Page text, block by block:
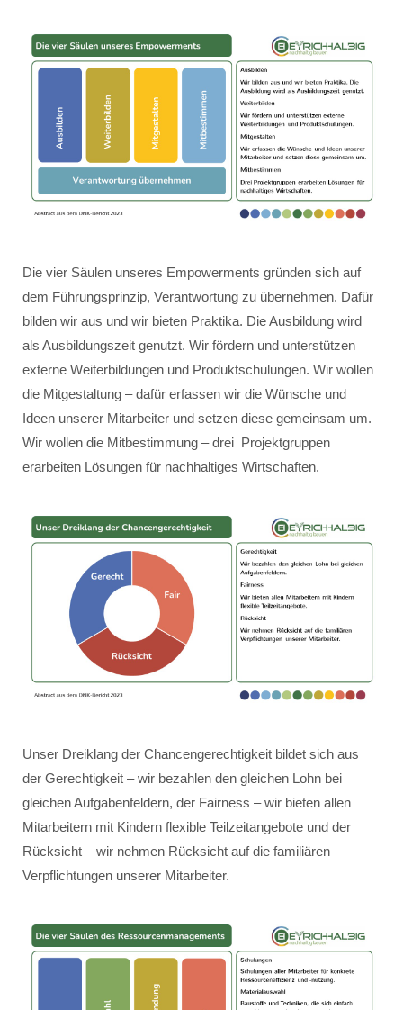
Die vier Säulen unseres Empowerments gründen sich auf
dem Führungsprinzip, Verantwortung zu übernehmen. Dafür
bilden wir aus und wir bieten Praktika. Die Ausbildung wird
als Ausbildungszeit genutzt. Wir fördern und unterstützen
externe Weiterbildungen und Produktschulungen. Wir wollen
die Mitgestaltung – dafür erfassen wir die Wünsche und
Ideen unserer Mitarbeiter und setzen diese gemeinsam um.
Wir wollen die Mitbestimmung – drei Projektgruppen
erarbeiten Lösungen für nachhaltiges Wirtschaften.
Unser Dreiklang der Chancengerechtigkeit bildet sich aus
der Gerechtigkeit – wir bezahlen den gleichen Lohn bei
gleichen Aufgabenfeldern, der Fairness – wir bieten allen
Mitarbeitern mit Kindern flexible Teilzeitangebote und der
Rücksicht – wir nehmen Rücksicht auf die familiären
Verpflichtungen unserer Mitarbeiter.